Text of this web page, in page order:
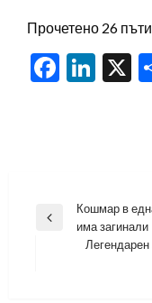
Прочетено 26
X
Навигация
Previous
Кошмар в
има загинали